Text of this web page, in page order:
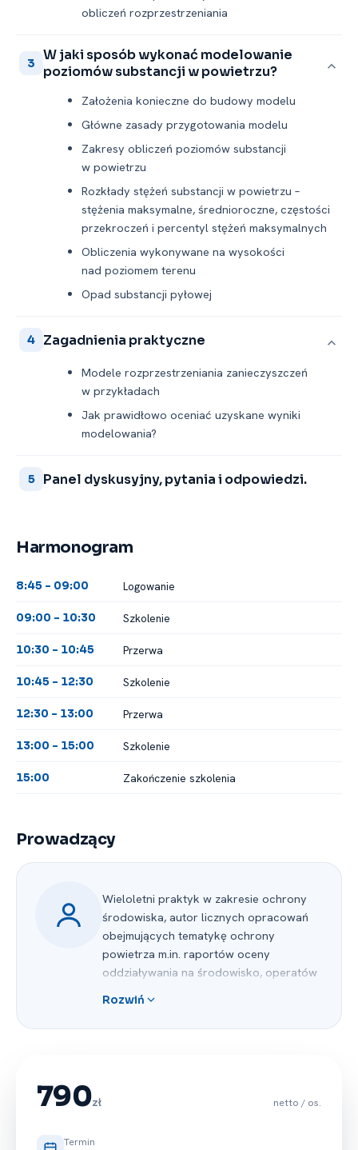
obliczeń rozprzestrzeniania
3
W jaki sposób wykonać modelowanie
poziomów substancji w powietrzu?
Założenia konieczne do budowy modelu
Główne zasady przygotowania modelu
Zakresy obliczeń poziomów substancji
w powietrzu
Rozkłady stężeń substancji w powietrzu –
stężenia maksymalne, średnioroczne, częstości
przekroczeń i percentyl stężeń maksymalnych
Obliczenia wykonywane na wysokości
nad poziomem terenu
Opad substancji pyłowej
4 Zagadnienia praktyczne
Modele rozprzestrzeniania zanieczyszczeń
w przykładach
Jak prawidłowo oceniać uzyskane wyniki
modelowania?
5 Panel dyskusyjny, pytania i odpowiedzi.
Harmonogram
8:45 -⁠ 09:00 Logowanie
09:00 -⁠ 10:30 Szkolenie
10:30 -⁠ 10:45 Przerwa
10:45 -⁠ 12:30 Szkolenie
12:30 -⁠ 13:00 Przerwa
13:00 -⁠ 15:00 Szkolenie
15:00 Zakończenie szkolenia
Prowadzący
Wieloletni praktyk w zakresie ochrony
środowiska, autor licznych opracowań
obejmujących tematykę ochrony
powietrza m.in. raportów oceny
oddziaływania na środowisko, operatów
zintegrowanych, współpracujący
z przedsiębiorcami z różnych branż
przemysłowych oraz jednostek sektora
Rozwiń
790zł netto / os.
Termin